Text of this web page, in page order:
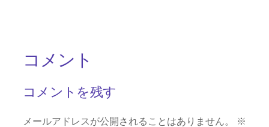
コメント
コメントを残す
メールアドレスが公開されることはありません。
※